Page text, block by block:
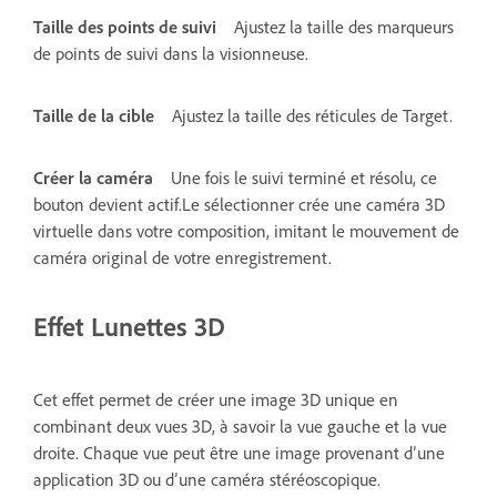
Taille des points de suivi
Ajustez la taille des marqueurs
de points de suivi dans la visionneuse.
Taille de la cible Ajustez la taille des réticules de Target.
Créer la caméra
Une fois le suivi terminé et résolu, ce
bouton devient actif.Le sélectionner crée une caméra 3D
virtuelle dans votre composition, imitant le mouvement de
caméra original de votre enregistrement.
Effet Lunettes 3D
Cet effet permet de créer une image 3D unique en
combinant deux vues 3D, à savoir la vue gauche et la vue
droite. Chaque vue peut être une image provenant d’une
application 3D ou d’une caméra stéréoscopique.